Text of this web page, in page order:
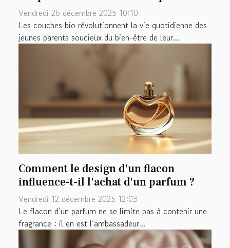
Vendredi 26 décembre 2025 10:10
Les couches bio révolutionnent la vie quotidienne des
jeunes parents soucieux du bien-être de leur...
Comment le design d'un flacon
influence-t-il l'achat d'un parfum ?
Vendredi 12 décembre 2025 12:03
Le flacon d’un parfum ne se limite pas à contenir une
fragrance : il en est l’ambassadeur...